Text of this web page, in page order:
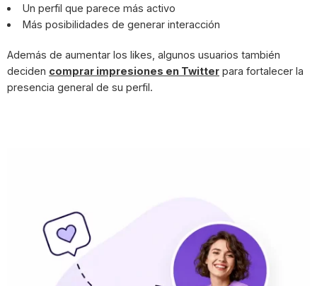
Un perfil que parece más activo
Más posibilidades de generar interacción
Además de aumentar los likes, algunos usuarios también
deciden comprar impresiones en Twitter para fortalecer la
presencia general de su perfil.